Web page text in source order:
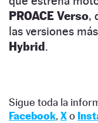
PROACE Verso,
las versiones
Hybrid.
Sigue toda la
Facebook, Xo